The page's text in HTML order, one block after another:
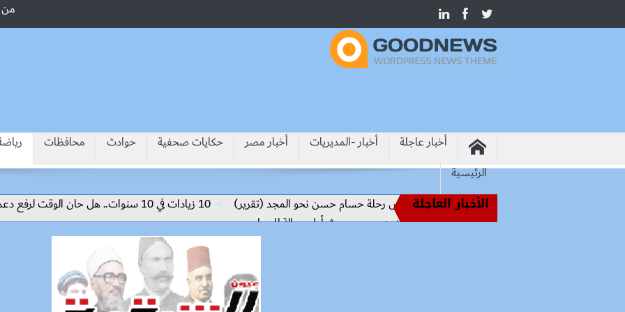
أخبار عاجلة أخبار -المديريات أخبار مصر حكايات صحفية حوادث محافظات
الرئيسية
الأخبار العاجلة
من أساطير الملاعب إلى قيادة الفراعنة.. كواليس رحلة حسام حسن نحو المجد (تقرير) 10 زيادات في 10 سنوات.. هل حان الوقت لرفع دعم البنزين نهائيا؟
رسميًا.. محمد صلاح يرتدي الرقم 10 مع طرابزون سبور ويبعث أول رسالة للجماهير